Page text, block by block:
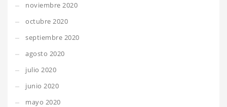
noviembre 2020
octubre 2020
septiembre 2020
agosto 2020
julio 2020
junio 2020
mayo 2020